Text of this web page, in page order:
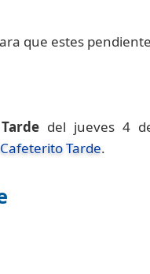
que estes
del jueves 4
Cafeterito Tarde.